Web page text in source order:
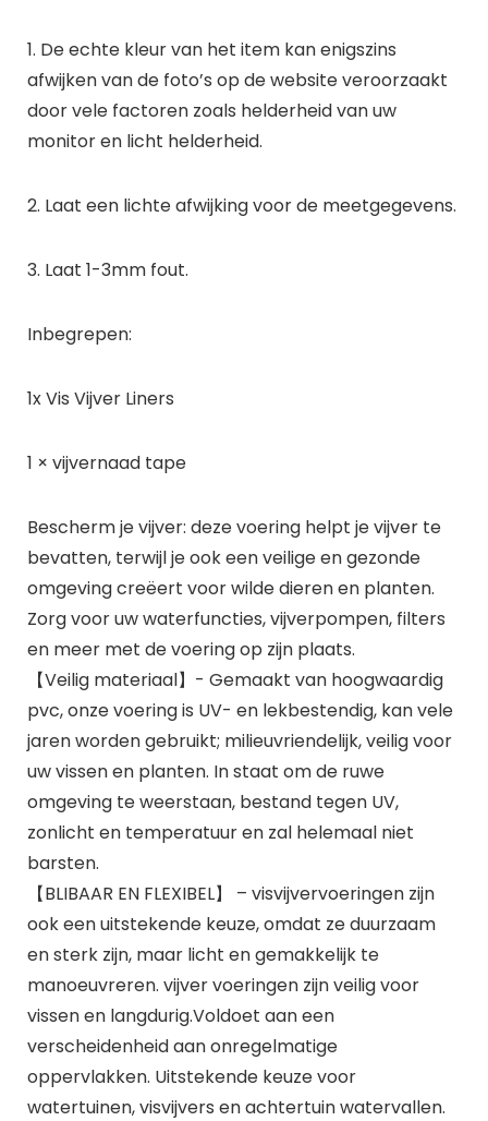
1. De echte kleur van het item kan enigszins
afwijken van de foto’s op de website veroorzaakt
door vele factoren zoals helderheid van uw
monitor en licht helderheid.
2. Laat een lichte afwijking voor de meetgegevens.
3. Laat 1-3mm fout.
Inbegrepen:
1x Vis Vijver Liners
1 × vijvernaad tape
Bescherm je vijver: deze voering helpt je vijver te
bevatten, terwijl je ook een veilige en gezonde
omgeving creëert voor wilde dieren en planten.
Zorg voor uw waterfuncties, vijverpompen, filters
en meer met de voering op zijn plaats.
【Veilig materiaal】- Gemaakt van hoogwaardig
pvc, onze voering is UV- en lekbestendig, kan vele
jaren worden gebruikt; milieuvriendelijk, veilig voor
uw vissen en planten. In staat om de ruwe
omgeving te weerstaan, bestand tegen UV,
zonlicht en temperatuur en zal helemaal niet
barsten.
【BLIBAAR EN FLEXIBEL】 – visvijvervoeringen zijn
ook een uitstekende keuze, omdat ze duurzaam
en sterk zijn, maar licht en gemakkelijk te
manoeuvreren. vijver voeringen zijn veilig voor
vissen en langdurig.Voldoet aan een
verscheidenheid aan onregelmatige
oppervlakken. Uitstekende keuze voor
watertuinen, visvijvers en achtertuin watervallen.